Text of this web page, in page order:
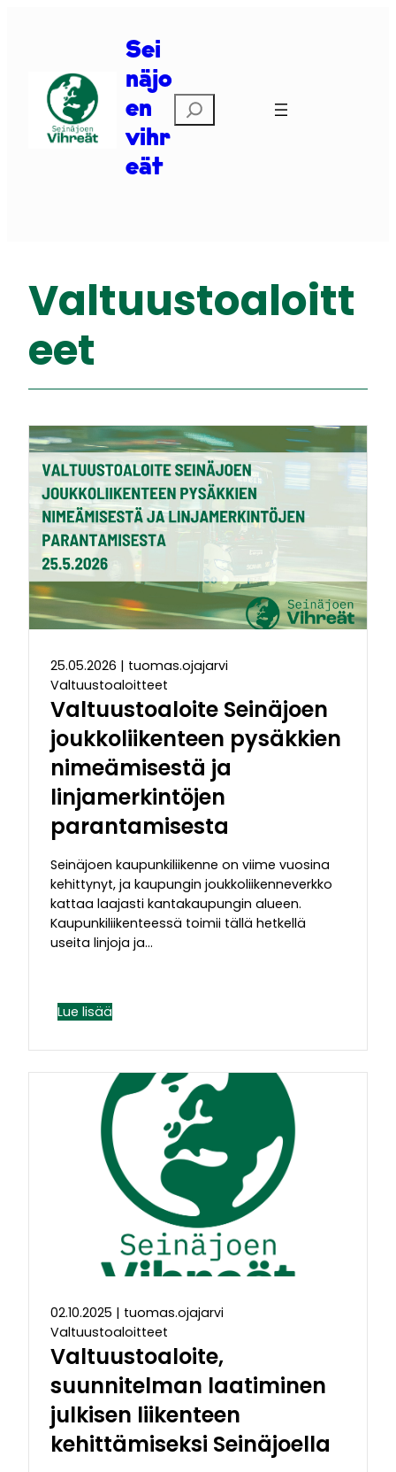
Sei
näjo
en
vihr
eät
Etsi
Valtuustoaloitt
eet
25.05.2026 | tuomas.ojajarvi
Valtuustoaloitteet
Valtuustoaloite Seinäjoen
joukkoliikenteen pysäkkien
nimeämisestä ja
linjamerkintöjen
parantamisesta
Seinäjoen kaupunkiliikenne on viime vuosina
kehittynyt, ja kaupungin joukkoliikenneverkko
kattaa laajasti kantakaupungin alueen.
Kaupunkiliikenteessä toimii tällä hetkellä
useita linjoja ja…
Lue lisää
02.10.2025 | tuomas.ojajarvi
Valtuustoaloitteet
Valtuustoaloite,
suunnitelman laatiminen
julkisen liikenteen
kehittämiseksi Seinäjoella